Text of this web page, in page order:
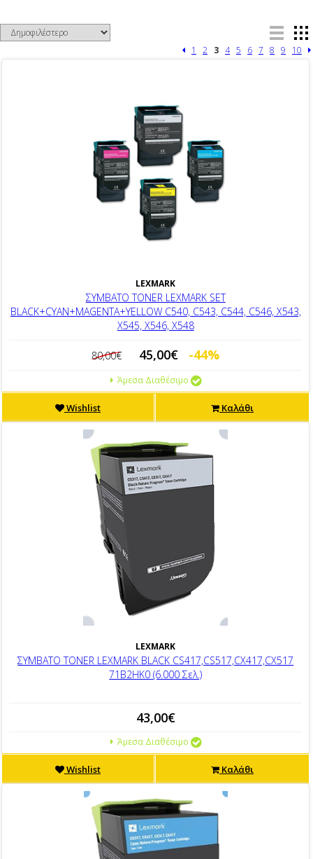
1 2 3 4 5 6 7 8 9 10
LEXMARK
ΣΥΜΒΑΤΟ TONER LEXMARK SET
BLACK+CYAN+MAGENTA+YELLOW C540, C543, C544, C546, X543,
X545, X546, X548
80,00€ 45,00€ -44%
Άμεσα Διαθέσιμο
Wishlist Καλάθι
LEXMARK
ΣΥΜΒΑΤΟ TONER LEXMARK BLACK CS417,CS517,CX417,CX517
71B2HK0 (6.000 Σελ.)
43,00€
Άμεσα Διαθέσιμο
Wishlist Καλάθι